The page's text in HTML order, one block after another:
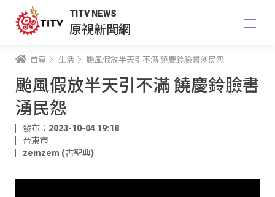
TITV NEWS
原視新聞網
首頁 生活 颱風假放半天引不滿 饒慶鈴臉書湧民怨
颱風假放半天引不滿 饒慶鈴臉書
湧民怨
發布：2023-10-04 19:18
台東市
zemzem (古聖典)